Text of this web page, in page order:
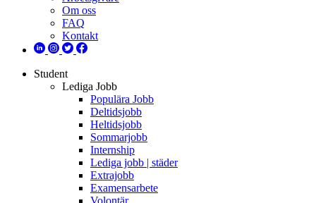
Om oss
FAQ
Kontakt
Student
Lediga Jobb
Populära Jobb
Deltidsjobb
Heltidsjobb
Sommarjobb
Internship
Lediga jobb | städer
Extrajobb
Examensarbete
Volontär